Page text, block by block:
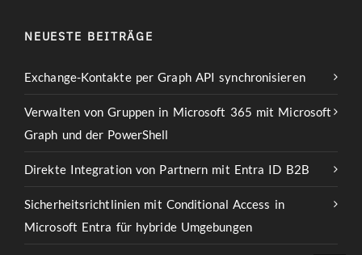
NEUESTE BEITRÄGE
Exchange-Kontakte per Graph API synchronisieren
Verwalten von Gruppen in Microsoft 365 mit Microsoft
Graph und der PowerShell
Direkte Integration von Partnern mit Entra ID B2B
Sicherheitsrichtlinien mit Conditional Access in
Microsoft Entra für hybride Umgebungen